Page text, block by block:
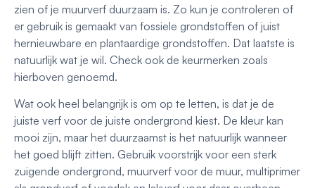
zien of je muurverf duurzaam is. Zo kun je controleren of
er gebruik is gemaakt van fossiele grondstoffen of juist
hernieuwbare en plantaardige grondstoffen. Dat laatste is
natuurlijk wat je wil. Check ook de keurmerken zoals
hierboven genoemd.
Wat ook heel belangrijk is om op te letten, is dat je de
juiste verf voor de juiste ondergrond kiest. De kleur kan
mooi zijn, maar het duurzaamst is het natuurlijk wanneer
het goed blijft zitten. Gebruik voorstrijk voor een sterk
zuigende ondergrond, muurverf voor de muur, multiprimer